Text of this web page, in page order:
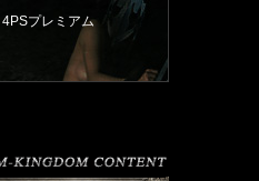
4PSプレミアム